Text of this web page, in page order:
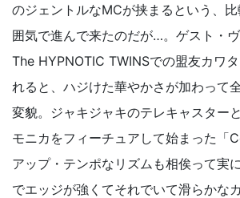
のジェントルなMCが挟まるという、
囲気で進んで来たのだが…。ゲスト・
The HYPNOTIC TWINSでの盟友カワ
れると、ハジけた華やかさが加わって
変貌。ジャキジャキのテレキャスター
モニカをフィーチュアして始まった「
アップ・テンポなリズムも相俟って実
でエッジが強くてそれでいて滑らかな